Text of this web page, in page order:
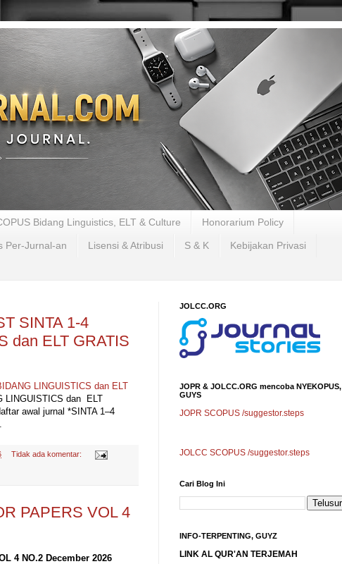
Bidang Linguistics, ELT & Culture Honorarium Policy
Per-Jurnal-an Lisensi & Atribusi S & K Kebijakan Privasi
SINTA 1-4
dan ELT GRATIS
LINGUISTICS dan ELT
LINGUISTICS dan ELT
awal jurnal *SINTA 1–4
Tidak ada komentar:
PAPERS VOL 4
4 NO.2 December 2026
JOLCC.ORG
JOPR & JOLCC.ORG mencoba NYEKOPUS,
GUYS
JOPR SCOPUS /suggestor.steps
JOLCC SCOPUS /suggestor.steps
Cari Blog Ini
INFO-TERPENTING, GUYZ
LINK AL QUR'AN TERJEMAH